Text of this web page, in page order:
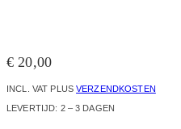
€ 20,00
INCL. VAT PLUSVERZENDKOSTEN
LEVERTIJD: 2 – 3 DAGEN